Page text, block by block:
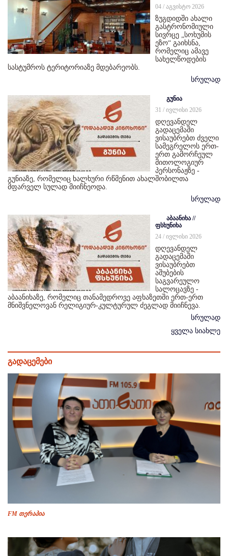
04 / აგვისტო 2026
ზუგდიდში ახალი
გასტრონომიული
სივრცე „სოხუმის
ეზო“ გაიხსნა,
რომელიც ამავე
სახელწოდების
სასტუმროს ტერიტორიაზე მდებარეობს.
სრულად
გუნია
31 / ივლისი 2026
დღევანდელ
გადაცემაში
ვისაუბრებთ ძველი
სამეგრელოს ერთ-
ერთ გამორჩეულ
მითოლოგიურ
პერსონაჟზე -
გუნიაზე, რომელიც ხალხური რწმენით ახალშობილთა
მფარველ სულად მიიჩნეოდა.
სრულად
აბაანიხა //
ფსხუნიხა
24 / ივლისი 2026
დღევანდელ
გადაცემაში
ვისაუბრებთ
აშუბების
საგვარეულო
სალოცავზე -
აბაანიხაზე, რომელიც თანამედროვე აფხაზეთში ერთ-ერთ
მნიშვნელოვან რელიგიურ-კულტურულ ძეგლად მიიჩნევა.
სრულად
ყველა სიახლე
გადაცემები
FM თერაპია